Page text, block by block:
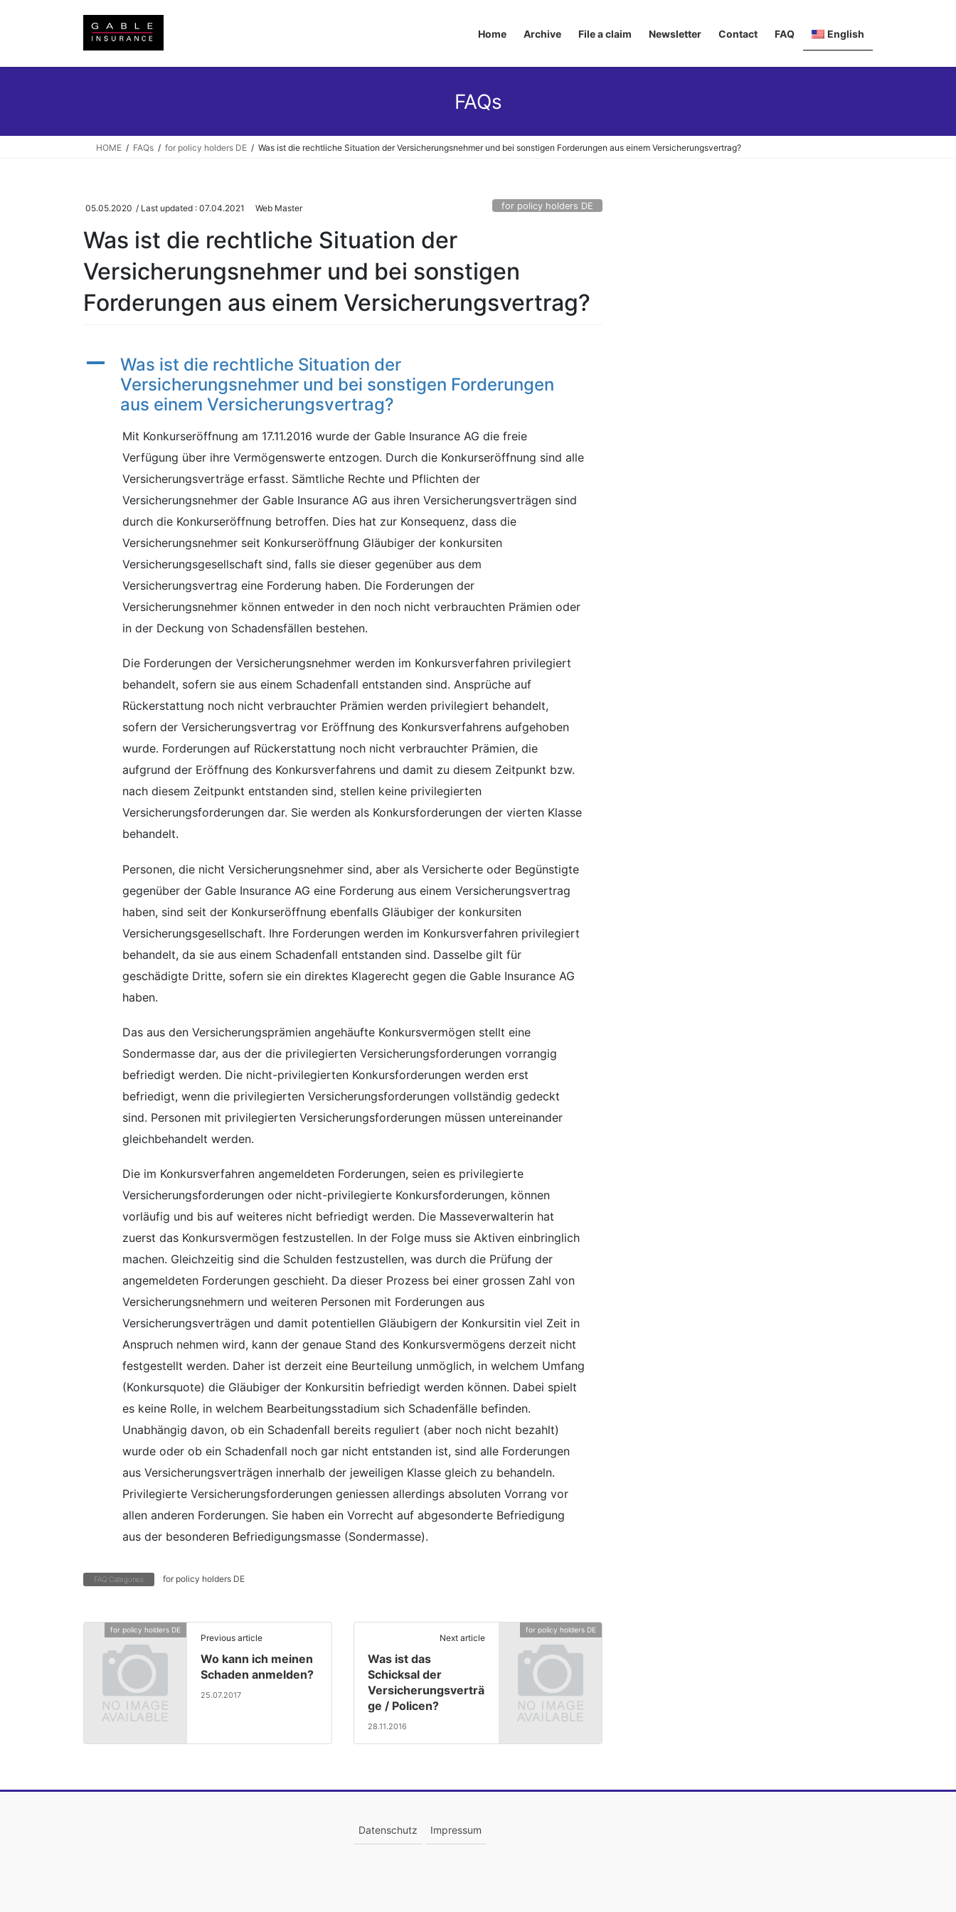
Home Archive File a claim Newsletter Contact FAQ English
Deutsch
FAQs
HOME FAQs for policy holders DE Was ist die rechtliche Situation der Versicherungsnehmer und bei sonstigen Forderungen aus einem Versicherungsvertrag?
05.05.2020 / Last updated : 07.04.2021 Web Master for policy holders DE
Was ist die rechtliche Situation der
Versicherungsnehmer und bei sonstigen
Forderungen aus einem Versicherungsvertrag?
A
Was ist die rechtliche Situation der
Versicherungsnehmer und bei sonstigen Forderungen
aus einem Versicherungsvertrag?
Mit Konkurseröffnung am 17.11.2016 wurde der Gable Insurance AG die freie
Verfügung über ihre Vermögenswerte entzogen. Durch die Konkurseröffnung sind alle
Versicherungsverträge erfasst. Sämtliche Rechte und Pflichten der
Versicherungsnehmer der Gable Insurance AG aus ihren Versicherungsverträgen sind
durch die Konkurseröffnung betroffen. Dies hat zur Konsequenz, dass die
Versicherungsnehmer seit Konkurseröffnung Gläubiger der konkursiten
Versicherungsgesellschaft sind, falls sie dieser gegenüber aus dem
Versicherungsvertrag eine Forderung haben. Die Forderungen der
Versicherungsnehmer können entweder in den noch nicht verbrauchten Prämien oder
in der Deckung von Schadensfällen bestehen.
Die Forderungen der Versicherungsnehmer werden im Konkursverfahren privilegiert
behandelt, sofern sie aus einem Schadenfall entstanden sind. Ansprüche auf
Rückerstattung noch nicht verbrauchter Prämien werden privilegiert behandelt,
sofern der Versicherungsvertrag vor Eröffnung des Konkursverfahrens aufgehoben
wurde. Forderungen auf Rückerstattung noch nicht verbrauchter Prämien, die
aufgrund der Eröffnung des Konkursverfahrens und damit zu diesem Zeitpunkt bzw.
nach diesem Zeitpunkt entstanden sind, stellen keine privilegierten
Versicherungsforderungen dar. Sie werden als Konkursforderungen der vierten Klasse
behandelt.
Personen, die nicht Versicherungsnehmer sind, aber als Versicherte oder Begünstigte
gegenüber der Gable Insurance AG eine Forderung aus einem Versicherungsvertrag
haben, sind seit der Konkurseröffnung ebenfalls Gläubiger der konkursiten
Versicherungsgesellschaft. Ihre Forderungen werden im Konkursverfahren privilegiert
behandelt, da sie aus einem Schadenfall entstanden sind. Dasselbe gilt für
geschädigte Dritte, sofern sie ein direktes Klagerecht gegen die Gable Insurance AG
haben.
Das aus den Versicherungsprämien angehäufte Konkursvermögen stellt eine
Sondermasse dar, aus der die privilegierten Versicherungsforderungen vorrangig
befriedigt werden. Die nicht-privilegierten Konkursforderungen werden erst
befriedigt, wenn die privilegierten Versicherungsforderungen vollständig gedeckt
sind. Personen mit privilegierten Versicherungsforderungen müssen untereinander
gleichbehandelt werden.
Die im Konkursverfahren angemeldeten Forderungen, seien es privilegierte
Versicherungsforderungen oder nicht-privilegierte Konkursforderungen, können
vorläufig und bis auf weiteres nicht befriedigt werden. Die Masseverwalterin hat
zuerst das Konkursvermögen festzustellen. In der Folge muss sie Aktiven einbringlich
machen. Gleichzeitig sind die Schulden festzustellen, was durch die Prüfung der
angemeldeten Forderungen geschieht. Da dieser Prozess bei einer grossen Zahl von
Versicherungsnehmern und weiteren Personen mit Forderungen aus
Versicherungsverträgen und damit potentiellen Gläubigern der Konkursitin viel Zeit in
Anspruch nehmen wird, kann der genaue Stand des Konkursvermögens derzeit nicht
festgestellt werden. Daher ist derzeit eine Beurteilung unmöglich, in welchem Umfang
(Konkursquote) die Gläubiger der Konkursitin befriedigt werden können. Dabei spielt
es keine Rolle, in welchem Bearbeitungsstadium sich Schadenfälle befinden.
Unabhängig davon, ob ein Schadenfall bereits reguliert (aber noch nicht bezahlt)
wurde oder ob ein Schadenfall noch gar nicht entstanden ist, sind alle Forderungen
aus Versicherungsverträgen innerhalb der jeweiligen Klasse gleich zu behandeln.
Privilegierte Versicherungsforderungen geniessen allerdings absoluten Vorrang vor
allen anderen Forderungen. Sie haben ein Vorrecht auf abgesonderte Befriedigung
aus der besonderen Befriedigungsmasse (Sondermasse).
FAQ Categories for policy holders DE
for policy holders DE
Previous article
Wo kann ich meinen
Schaden anmelden?
25.07.2017
for policy holders DE
Next article
Was ist das
Schicksal der
Versicherungsverträ
ge / Policen?
28.11.2016
Datenschutz Impressum